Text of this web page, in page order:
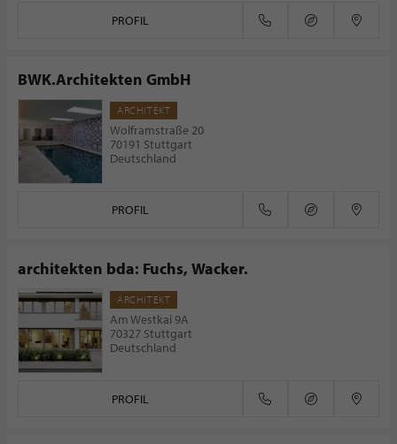
PROFIL
BWK.Architekten GmbH
ARCHITEKT
Wolframstraße 20
70191 Stuttgart
Deutschland
PROFIL
architekten bda: Fuchs, Wacker.
ARCHITEKT
Am Westkai 9A
70327 Stuttgart
Deutschland
PROFIL